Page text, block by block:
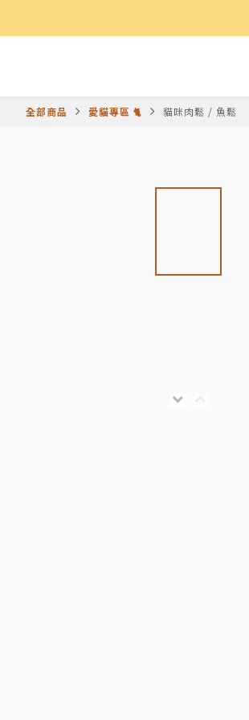
全部商品 愛貓專區 🐈 貓咪肉鬆 / 魚鬆